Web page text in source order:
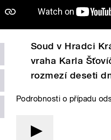
Soud v Hradci
vraha Karla
rozmezí deseti
Podrobnosti o případu